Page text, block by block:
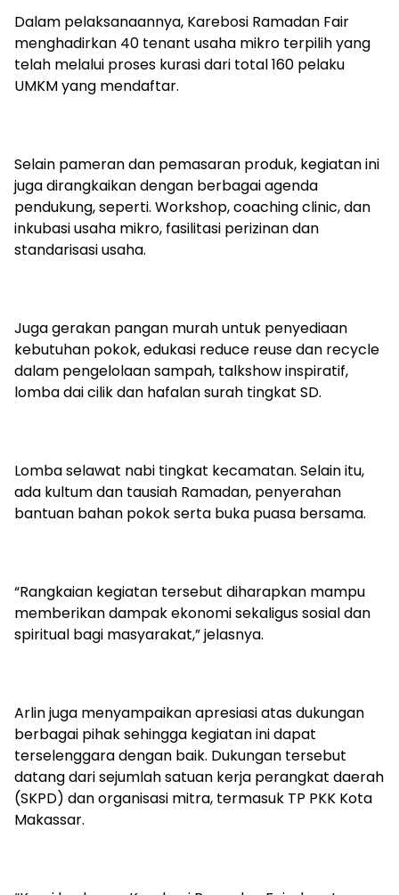
Dalam pelaksanaannya, Karebosi Ramadan Fair
menghadirkan 40 tenant usaha mikro terpilih yang
telah melalui proses kurasi dari total 160 pelaku
UMKM yang mendaftar.
Selain pameran dan pemasaran produk, kegiatan ini
juga dirangkaikan dengan berbagai agenda
pendukung, seperti. Workshop, coaching clinic, dan
inkubasi usaha mikro, fasilitasi perizinan dan
standarisasi usaha.
Juga gerakan pangan murah untuk penyediaan
kebutuhan pokok, edukasi reduce reuse dan recycle
dalam pengelolaan sampah, talkshow inspiratif,
lomba dai cilik dan hafalan surah tingkat SD.
Lomba selawat nabi tingkat kecamatan. Selain itu,
ada kultum dan tausiah Ramadan, penyerahan
bantuan bahan pokok serta buka puasa bersama.
“Rangkaian kegiatan tersebut diharapkan mampu
memberikan dampak ekonomi sekaligus sosial dan
spiritual bagi masyarakat,” jelasnya.
Arlin juga menyampaikan apresiasi atas dukungan
berbagai pihak sehingga kegiatan ini dapat
terselenggara dengan baik. Dukungan tersebut
datang dari sejumlah satuan kerja perangkat daerah
(SKPD) dan organisasi mitra, termasuk TP PKK Kota
Makassar.